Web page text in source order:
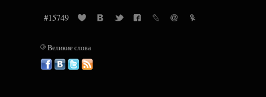
#15749
©Великие слова